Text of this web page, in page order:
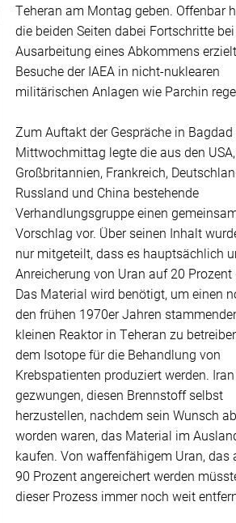
Teheran am Montag geben. Offenbar
die beiden Seiten dabei Fortschritte
Ausarbeitung eines Abkommens
Besuche der IAEA in nicht-nuklearen
militärischen Anlagen wie Parchin
Zum Auftakt der Gespräche in
Mittwochmittag legte die aus den USA,
Großbritannien, Frankreich,
Russland und China bestehende
Verhandlungsgruppe einen
Vorschlag vor. Über seinen Inhalt
nur mitgeteilt, dass es hauptsächlich
Anreicherung von Uran auf 20 Prozent
Das Material wird benötigt, um einen
den frühen 1970er Jahren
kleinen Reaktor in Teheran zu
dem Isotope für die Behandlung von
Krebspatienten produziert werden.
gezwungen, diesen Brennstoff selbst
herzustellen, nachdem sein Wunsch
worden waren, das Material im
kaufen. Von waffenfähigem Uran, das
90 Prozent angereichert werden
dieser Prozess immer noch weit